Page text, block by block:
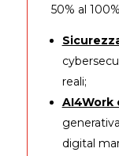
50% al
reali;
AI4Work
digital